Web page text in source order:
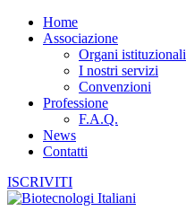
Home
Associazione
Organi istituzionali
I nostri servizi
Convenzioni
Professione
F.A.Q.
News
Contatti
ISCRIVITI